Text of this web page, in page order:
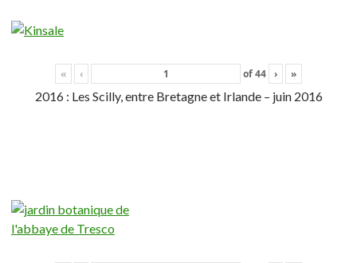
« ‹ of44 › »
2016 : Les Scilly, entre Bretagne et Irlande – juin 2016